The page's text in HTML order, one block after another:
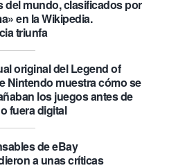
del mundo, clasificados por
en la Wikipedia.
triunfa
original del Legend of
Nintendo muestra cómo se
los juegos antes de
fuera digital
de eBay
a unas críticas